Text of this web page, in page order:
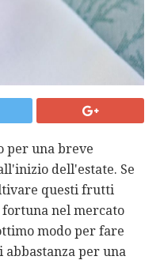
per una breve
dell'estate. Se
questi frutti
nel mercato
modo per fare
abbastanza per una